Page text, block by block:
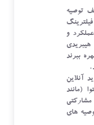
توصیه‌
و
ببرند
آنلاین
(مانند
‌های